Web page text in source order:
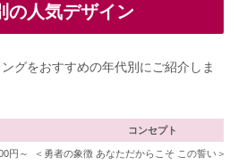
の人気デザイン
グをおすすめの年代別にご紹介しま
コンセプト
円～
＜勇者の象徴 あなただからこそ この誓い＞